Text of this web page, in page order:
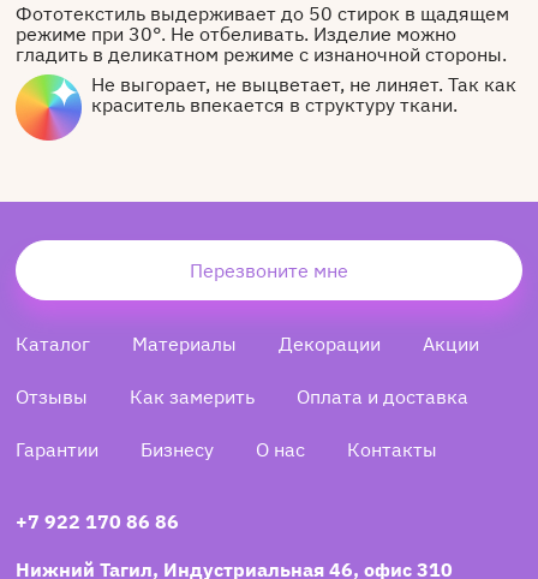
Фототекстиль выдерживает до 50 стирок в щадящем
режиме при 30°. Не отбеливать. Изделие можно
гладить в деликатном режиме с изнаночной стороны.
Не выгорает, не выцветает, не линяет. Так как
краситель впекается в структуру ткани.
Перезвоните мне
Каталог Материалы Декорации Акции
Отзывы Как замерить Оплата и доставка
Гарантии Бизнесу О нас Контакты
+7 922 170 86 86
Нижний Тагил, Индустриальная 46, офис 310